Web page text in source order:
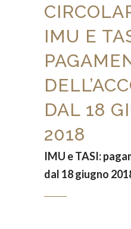
IMU E
DAL 18
2018
IMU e TASI:
dal 18 giugno